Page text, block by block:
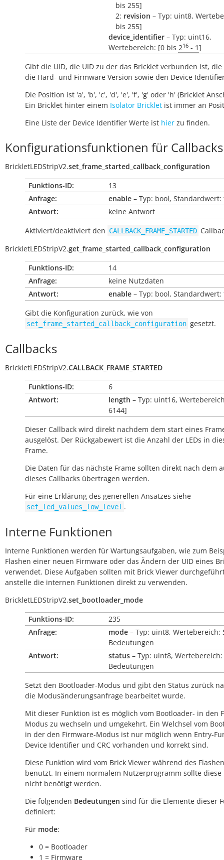
bis 255]
2: revision – Typ: uint8,
bis 255]
device_identifier – Typ: uint16,
Wertebereich: [0 bis 216 - 1]
Gibt die UID, die UID zu der das Bricklet verbunden ist, die
die Hard- und Firmware Version sowie den Device
Die Position ist 'a', 'b', 'c', 'd', 'e', 'f', 'g' oder 'h' (Bricklet
Ein Bricklet hinter einem Isolator Bricklet ist immer an
Eine Liste der Device Identifier Werte ist hier zu finden.
Konfigurationsfunktionen für Callbacks
BrickletLEDStripV2.set_frame_started_callback_configuration
Funktions-ID:
13
Anfrage:
enable – Typ: bool,
Antwort:
keine Antwort
Aktiviert/deaktiviert den CALLBACK_FRAME_STARTED
BrickletLEDStripV2.get_frame_started_callback_configuration
Funktions-ID:
14
Anfrage:
keine Nutzdaten
Antwort:
enable – Typ: bool,
Gibt die Konfiguration zurück, wie von
set_frame_started_callback_configuration gesetzt.
Callbacks
BrickletLEDStripV2.CALLBACK_FRAME_STARTED
Funktions-ID:
6
Antwort:
length – Typ: uint16,
6144]
Dieser Callback wird direkt nachdem dem start eines
ausgelöst. Der Rückgabewert ist die Anzahl der LEDs in
Frame.
Die Daten für das nächste Frame sollten direkt nach dem
dieses Callbacks übertragen werden.
Für eine Erklärung des generellen Ansatzes siehe
set_led_values_low_level .
Interne Funktionen
Interne Funktionen werden für Wartungsaufgaben, wie zum
Flashen einer neuen Firmware oder das Ändern der UID eines
verwendet. Diese Aufgaben sollten mit Brick Viewer
anstelle die internen Funktionen direkt zu verwenden.
BrickletLEDStripV2.set_bootloader_mode
Funktions-ID:
235
Anfrage:
mode – Typ: uint8, Wertebereich:
Bedeutungen
Antwort:
status – Typ: uint8, Wertebereich:
Bedeutungen
Setzt den Bootloader-Modus und gibt den Status zurück
die Modusänderungsanfrage bearbeitet wurde.
Mit dieser Funktion ist es möglich vom Bootloader- in den
Modus zu wechseln und umgekehrt. Ein Welchsel vom
in der den Firmware-Modus ist nur möglich wenn Entry-
Device Identifier und CRC vorhanden und korrekt sind.
Diese Funktion wird vom Brick Viewer während des
benutzt. In einem normalem Nutzerprogramm sollte diese
nicht benötigt werden.
Die folgenden Bedeutungen sind für die Elemente dieser
definiert:
Für mode:
0 = Bootloader
1 = Firmware